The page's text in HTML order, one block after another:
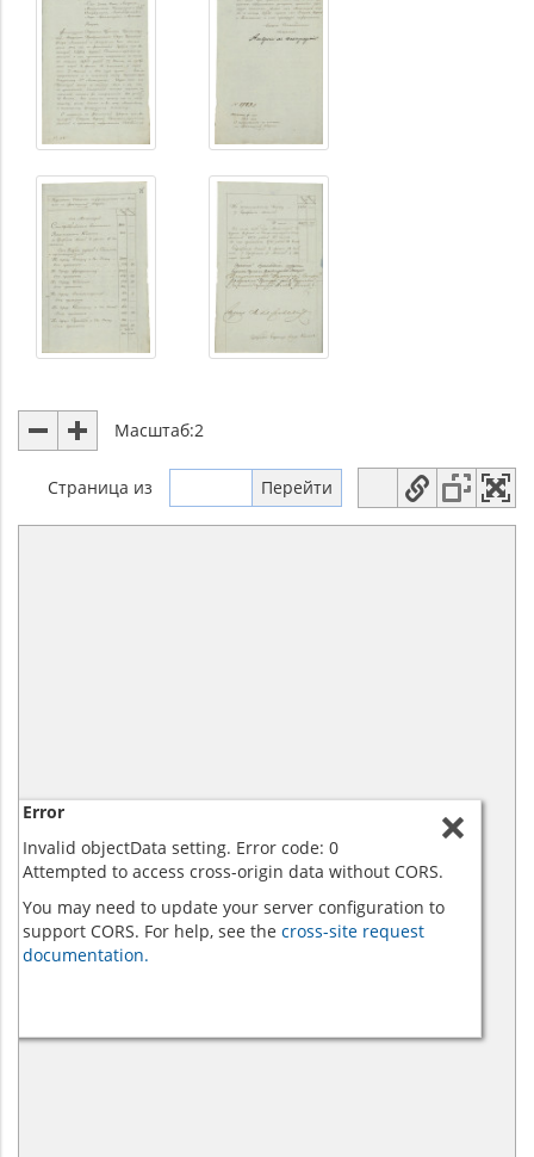
Масштаб:2
Страница из
Error
Invalid objectData setting. Error code: 0
Attempted to access cross-origin data without CORS.
You may need to update your server configuration to
support CORS. For help, see the cross-site request
documentation.